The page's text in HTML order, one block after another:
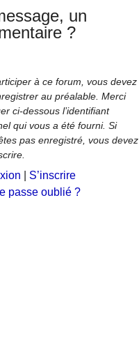
un
?
à ce forum, vous devez
au préalable. Merci
ci-dessous l’identifiant
qui vous a été fourni. Si
pas enregistré, vous devez
S’inscrire
passe oublié ?